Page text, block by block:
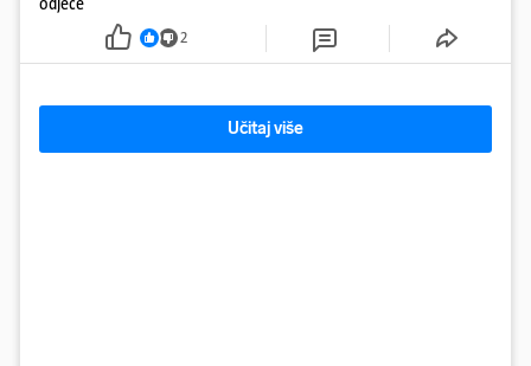
2
Učitaj više